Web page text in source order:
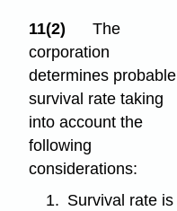
11(2)
The
corporation
determines probable
survival rate taking
into account the
following
considerations:
1. Survival rate is